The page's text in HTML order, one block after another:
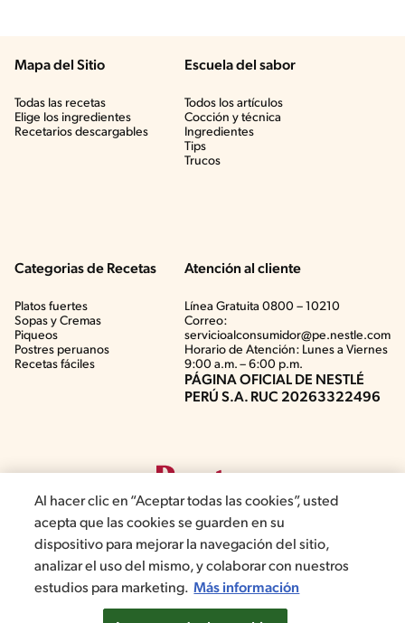
Mapa del Sitio
Todas las recetas
Elige los ingredientes
Recetarios descargables
Escuela del sabor
Todos los artículos
Cocción y técnica
Ingredientes
Tips
Trucos
Categorias de Recetas
Platos fuertes
Sopas y Cremas
Piqueos
Postres peruanos
Recetas fáciles
Atención al cliente
Línea Gratuita 0800 – 10210
Correo:
servicioalconsumidor@pe.nestle.com
Horario de Atención: Lunes a Viernes
9:00 a.m. – 6:00 p.m.
PÁGINA OFICIAL DE NESTLÉ
PERÚ S.A. RUC 20263322496
©2019, Nestlé. Marcas registradas por Société del Produits Nestlé,
S.A. Vevey (Suiza)
Al hacer clic en “Aceptar todas las cookies”, usted
acepta que las cookies se guarden en su
dispositivo para mejorar la navegación del sitio,
analizar el uso del mismo, y colaborar con nuestros
estudios para marketing. Más información